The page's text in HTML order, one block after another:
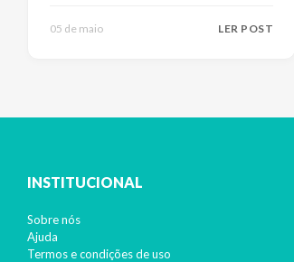
05 de maio LER POST
INSTITUCIONAL
Sobre nós
Ajuda
Termos e condições de uso